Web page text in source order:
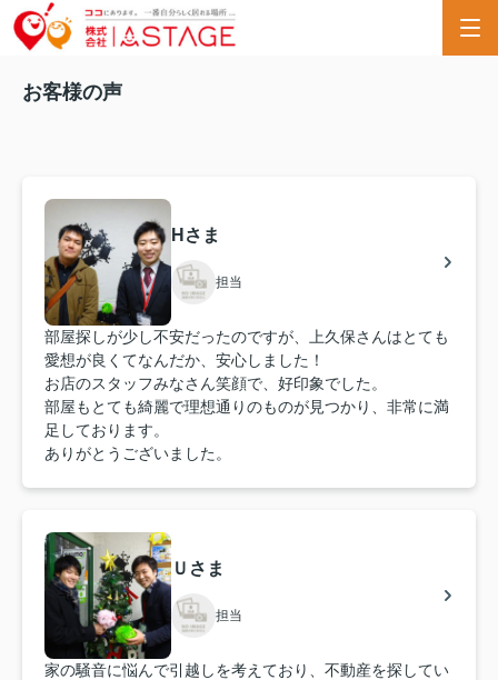
お客様の声
Hさま
担当
部屋探しが少し不安だったのですが、上久保さんはとても
愛想が良くてなんだか、安心しました！
お店のスタッフみなさん笑顔で、好印象でした。
部屋もとても綺麗で理想通りのものが見つかり、非常に満
足しております。
ありがとうございました。
Ｕさま
担当
家の騒音に悩んで引越しを考えており、不動産を探してい